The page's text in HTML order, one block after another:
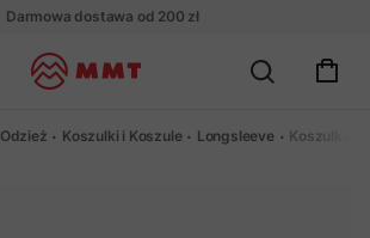
Darmowa dostawa od 200 zł
Odzież Koszulki i Koszule Longsleeve Koszulka